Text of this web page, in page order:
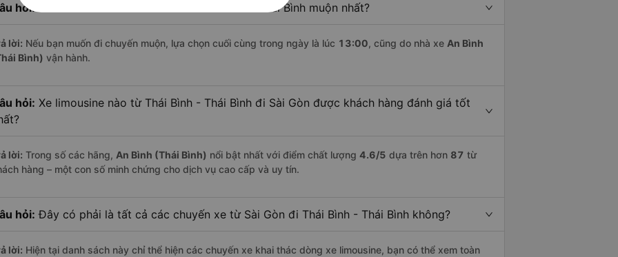
hỏi: Xe limousine nào khởi hành từ Thái Bình - Thái Bình muộn nhất?
lời: Nếu bạn muốn đi chuyến muộn, lựa chọn cuối cùng trong ngày là lúc 13:00, cũng do nhà xe An Bình
Bình) vận hành.
hỏi: Xe limousine nào từ Thái Bình - Thái Bình đi Sài Gòn được khách hàng đánh giá tốt
lời: Trong số các hãng, An Bình (Thái Bình) nổi bật nhất với điểm chất lượng 4.6/5 dựa trên hơn 87 từ
hàng – một con số minh chứng cho dịch vụ cao cấp và uy tín.
hỏi: Đây có phải là tất cả các chuyến xe từ Sài Gòn đi Thái Bình - Thái Bình không?
lời: Hiện tại danh sách này chỉ thể hiện các chuyến xe khai thác dòng xe limousine, bạn có thể xem toàn